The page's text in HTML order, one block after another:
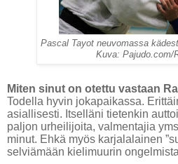
Pascal Tayot neuvomassa
Kuva: Pajudo.com/
Miten sinut on otettu vastaan
Todella hyvin jokapaikassa.
asiallisesti. Itselläni tietenkin
paljon urheilijoita, valmentajia
minut. Ehkä myös karjalalainen
selviämään kielimuurin